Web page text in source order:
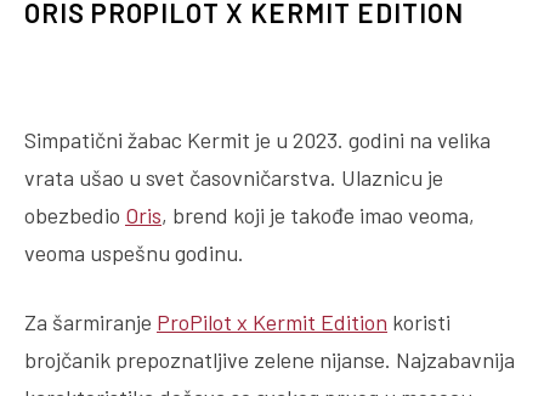
ORIS PROPILOT X KERMIT EDITION
Simpatični žabac Kermit je u 2023. godini na velika
vrata ušao u svet časovničarstva. Ulaznicu je
obezbedio Oris, brend koji je takođe imao veoma,
veoma uspešnu godinu.
Za šarmiranje ProPilot x Kermit Edition koristi
brojčanik prepoznatljive zelene nijanse. Najzabavnija